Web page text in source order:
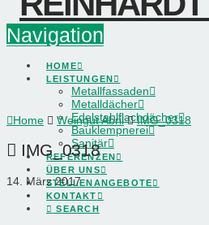
Navigation
HOME
LEISTUNGEN
Metallfassaden
Metalldächer
Edelstahlflachdächer
Bauklempnerei
Sanitär
REFERENZEN
ÜBER UNS
STELLENANGEBOTE
KONTAKT
SEARCH
Home Weingut Abril IMG_0318
IMG_0318
14. März 2017